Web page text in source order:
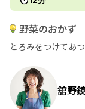
野菜のおかず
とろみをつけてあ
舘野